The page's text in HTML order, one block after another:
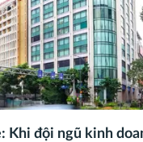
Khi đội ngũ kinh